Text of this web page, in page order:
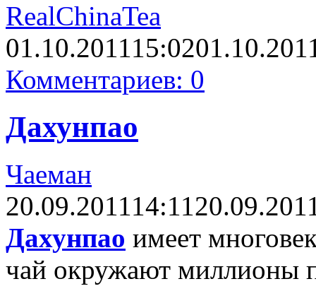
RealChinaTea
01.10.201115:02
Комментариев: 0
Дахунпао
Чаеман
20.09.201114:11
Дахунпао имеет
чай окружают миллионы